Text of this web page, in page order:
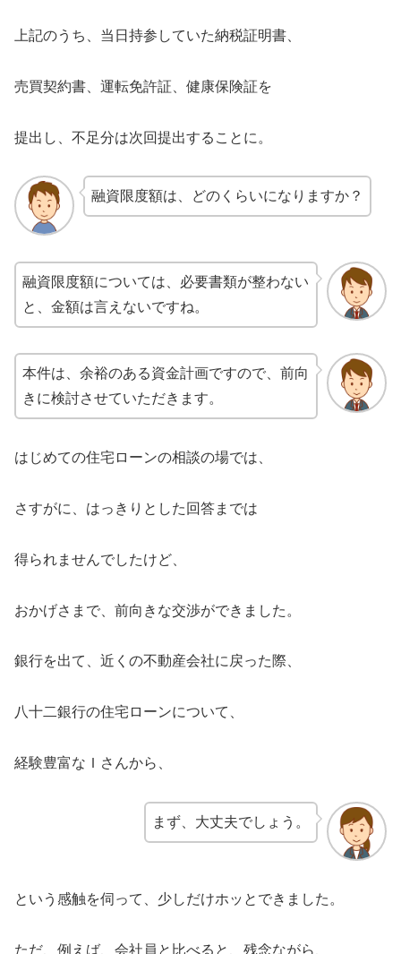
上記のうち、当日持参していた納税証明書、
売買契約書、運転免許証、健康保険証を
提出し、不足分は次回提出することに。
融資限度額は、どのくらいになりますか？
融資限度額については、必要書類が整わない
と、金額は言えないですね。
本件は、余裕のある資金計画ですので、前向
きに検討させていただきます。
はじめての住宅ローンの相談の場では、
さすがに、はっきりとした回答までは
得られませんでしたけど、
おかげさまで、前向きな交渉ができました。
銀行を出て、近くの不動産会社に戻った際、
八十二銀行の住宅ローンについて、
経験豊富なＩさんから、
まず、大丈夫でしょう。
という感触を伺って、少しだけホッとできました。
ただ、例えば、会社員と比べると、残念ながら、